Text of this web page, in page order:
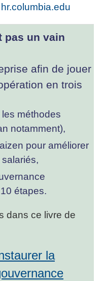
pas un vain
afin de jouer
en trois
méthodes
notamment),
pour améliorer
étapes.
dans ce livre de
la